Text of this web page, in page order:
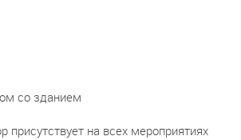
со зданием
присутствует на всех мероприятиях